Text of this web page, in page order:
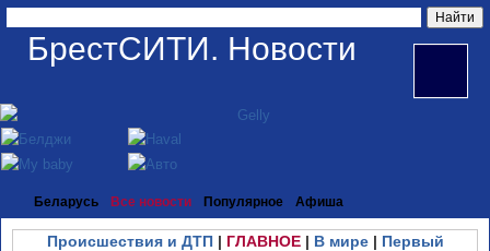
БрестСИТИ. Новости
Беларусь Все новости Популярное Афиша
Происшествия и ДТП| ГЛАВНОЕ| В мире| Первый